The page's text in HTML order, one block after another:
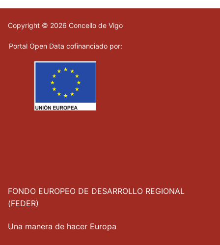
Copyright © 2026 Concello de Vigo
Portal Open Data cofinanciado por:
FONDO EUROPEO DE DESARROLLO REGIONAL
(FEDER)
Una manera de hacer Europa